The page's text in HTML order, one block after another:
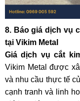
8. Báo giá dịch vụ
tại Vikim Metal
Giá dịch vụ cắt
Vikim Metal được
và nhu cầu thực tế
cạnh tranh và linh